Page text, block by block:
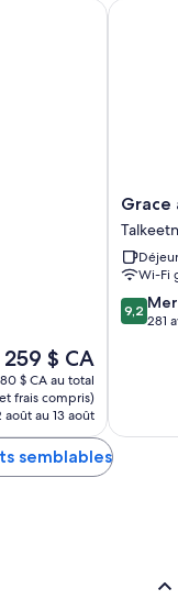
des chaînes de
robes ou placards et des
Le
prix
est
de
259 $ CA
259 $ CA
$ CA au total
frais compris)
août au 13 août
Grace
and
Bill's
Hills
Grace
Wi-Fi
9.2
sur
9,2
281
Grace
semblables